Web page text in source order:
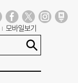
모바일보기